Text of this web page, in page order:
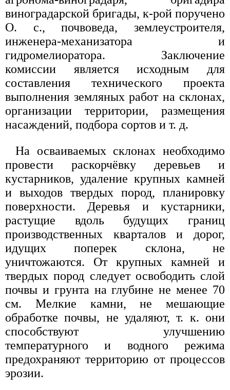
виноградарской бригады, к-рой поручено
О. с., почвоведа, землеустроителя,
инженера-механизатора и
гидромелиоратора. Заключение
комиссии является исходным для
составления технического проекта
выполнения земляных работ на склонах,
организации территории, размещения
насаждений, подбора сортов и т. д.
На осваиваемых склонах необходимо
провести раскорчёвку деревьев и
кустарников, удаление крупных камней
и выходов твердых пород, планировку
поверхности. Деревья и кустарники,
растущие вдоль будущих границ
производственных кварталов и дорог,
идущих поперек склона, не
уничтожаются. От крупных камней и
твердых пород следует освободить слой
почвы и грунта на глубине не менее 70
см. Мелкие камни, не мешающие
обработке почвы, не удаляют, т. к. они
способствуют улучшению
температурного и водного режима
предохраняют территорию от процессов
эрозии.